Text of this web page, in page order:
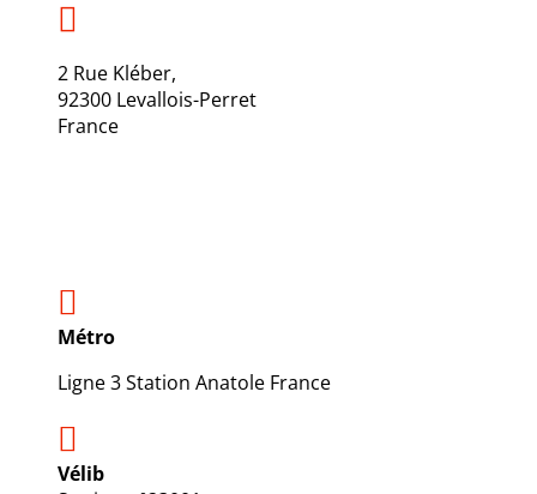

2 Rue Kléber,
92300 Levallois-Perret
France

Métro
Ligne 3Station Anatole France

Vélib